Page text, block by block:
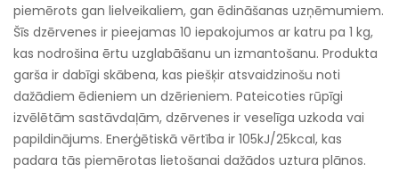
piemērots gan lielveikaliem, gan ēdināšanas uzņēmumiem.
Šīs dzērvenes ir pieejamas 10 iepakojumos ar katru pa 1 kg,
kas nodrošina ērtu uzglabāšanu un izmantošanu. Produkta
garša ir dabīgi skābena, kas piešķir atsvaidzinošu noti
dažādiem ēdieniem un dzērieniem. Pateicoties rūpīgi
izvēlētām sastāvdaļām, dzērvenes ir veselīga uzkoda vai
papildinājums. Enerģētiskā vērtība ir 105kJ/25kcal, kas
padara tās piemērotas lietošanai dažādos uztura plānos.